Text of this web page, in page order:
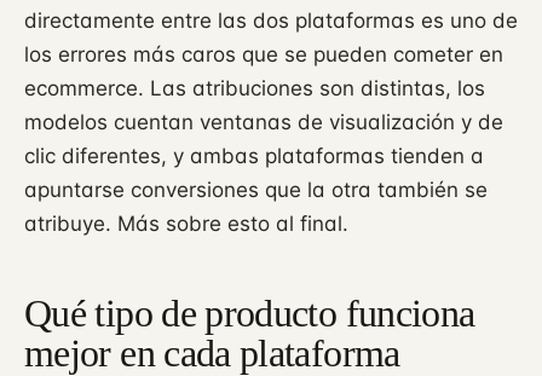
directamente entre las dos plataformas es uno de
los errores más caros que se pueden cometer en
ecommerce. Las atribuciones son distintas, los
modelos cuentan ventanas de visualización y de
clic diferentes, y ambas plataformas tienden a
apuntarse conversiones que la otra también se
atribuye. Más sobre esto al final.
Qué tipo de producto funciona
mejor en cada plataforma